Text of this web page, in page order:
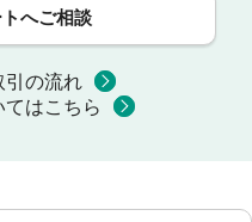
へご相談
引の流れ
はこちら